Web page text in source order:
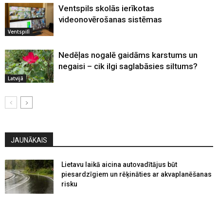
Ventspilī
Ventspils skolās ierīkotas
videonovērošanas sistēmas
Latvijā
Nedēļas nogalē gaidāms karstums un
negaisi – cik ilgi saglabāsies siltums?
JAUNĀKAIS
Lietavu laikā aicina autovadītājus būt
piesardzīgiem un rēķināties ar akvaplanēšanas
risku